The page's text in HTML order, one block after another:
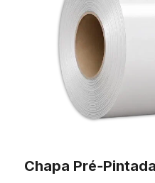
Chapa Pré‑Pintada